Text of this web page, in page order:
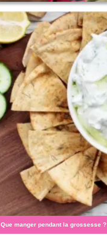
Que manger pendant la grossesse ?